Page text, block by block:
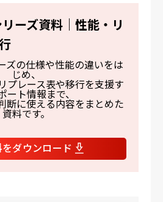
選び方」の視点で整理します。
ーズ資料｜性能・リ
ズの仕様や性能の違いをは
じめ、
プレース表や移行を支援す
ート情報まで、
断に使える内容をまとめた
資料です。
ダウンロード